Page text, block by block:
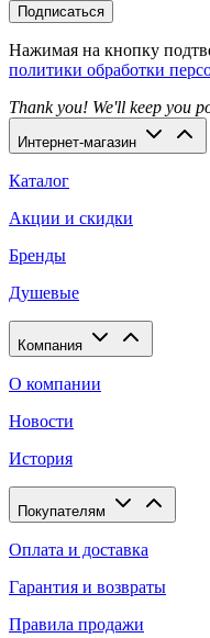
Подписаться
Нажимая на кнопку
политики обработки
Thank you! We'll keep you
Интернет-магазин
Каталог
Акции и скидки
Бренды
Душевые
Компания
О компании
Новости
История
Покупателям
Оплата и доставка
Гарантия и возвраты
Правила продажи